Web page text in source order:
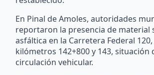
En Pinal de Amoles, autoridades
reportaron la presencia de material
asfáltica en la Carretera Federal
kilómetros 142+800 y 143, situación
circulación vehicular.